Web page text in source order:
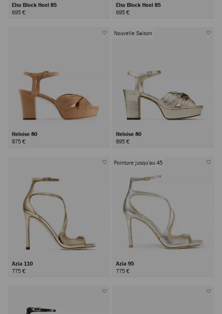
Elsy Block Heel 85
695 €
Elsy Block Heel 85
695 €
Heloise 80
875 €
Nouvelle Saison
Heloise 80
895 €
Azia 110
775 €
Pointure jusqu'au 45
Azia 95
775 €